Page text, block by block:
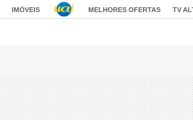
IMÓVEIS MELHORES OFERTAS TV